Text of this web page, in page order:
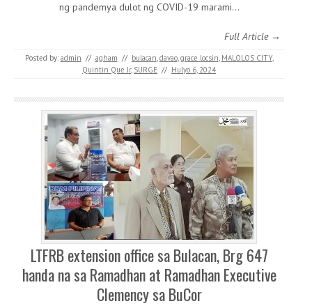
ng pandemya dulot ng COVID-19 marami…
Full Article →
Posted by: admin // agham // bulacan davao, grace locsin MALOLOS CITY,
Quintin Que Jr, SURGE // Hulyo 6, 2024
LTFRB extension office sa Bulacan, Brg 647
handa na sa Ramadhan at Ramadhan Executive
Clemency sa BuCor